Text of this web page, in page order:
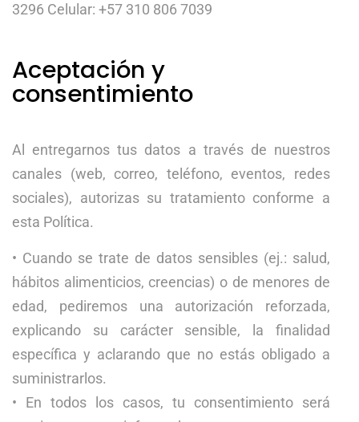
3296 Celular: +57 310 806 7039
Aceptación y
consentimiento
Al entregarnos tus datos a través de nuestros
canales (web, correo, teléfono, eventos, redes
sociales), autorizas su tratamiento conforme a
esta Política.
• Cuando se trate de datos sensibles (ej.: salud,
hábitos alimenticios, creencias) o de menores de
edad, pediremos una autorización reforzada,
explicando su carácter sensible, la finalidad
específica y aclarando que no estás obligado a
suministrarlos.
• En todos los casos, tu consentimiento será